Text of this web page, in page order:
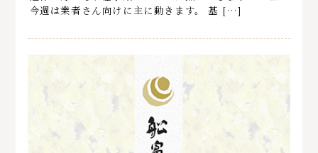
今週は業者さん向けに主に動きます。 基 […]